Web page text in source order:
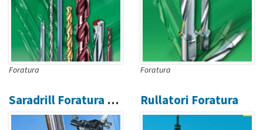
Foratura Foratura
Saradrill Foratura dal Pieno Rullatori Foratura